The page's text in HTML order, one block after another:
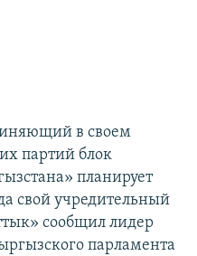
в своем
партий блок
планирует
свой учредительный
сообщил лидер
парламента